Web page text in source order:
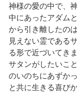
神様の愛の中で、
中にあったアダム
から引き離したの
見えない霊である
る形で近づいてきま
サタンがしたいこ
のいのちにあずか
と共に生きる喜び